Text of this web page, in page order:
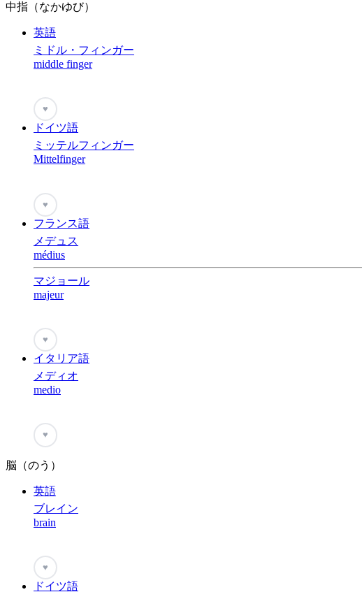
中指（なかゆび）
英語
ミドル・フィンガー
middle finger
♥
ドイツ語
ミッテルフィンガー
Mittelfinger
♥
フランス語
メデュス
médius
マジョール
majeur
♥
イタリア語
メディオ
medio
♥
脳（のう）
英語
ブレイン
brain
♥
ドイツ語